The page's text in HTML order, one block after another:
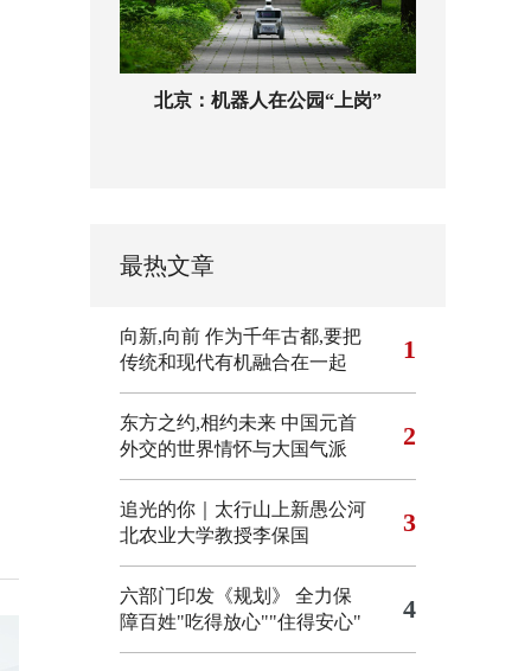
北京：机器人在公园“上岗”
最热文章
向新,向前 作为千年古都,要把
传统和现代有机融合在一起
1
东方之约,相约未来 中国元首
外交的世界情怀与大国气派
2
追光的你｜太行山上新愚公河
北农业大学教授李保国
3
六部门印发《规划》 全力保
障百姓"吃得放心""住得安心"
4